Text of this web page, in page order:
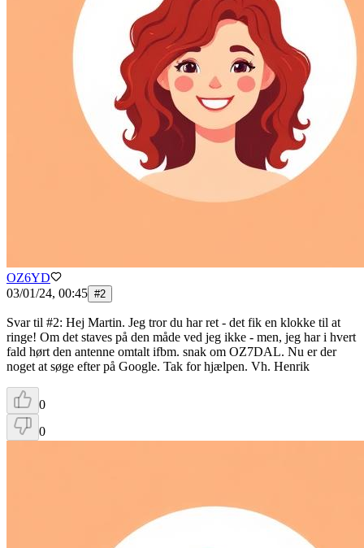
OZ6YD
03/01/24, 00:45 #2
Svar til #2: Hej Martin. Jeg tror du har ret - det fik en klokke til at
ringe! Om det staves på den måde ved jeg ikke - men, jeg har i hvert
fald hørt den antenne omtalt ifbm. snak om OZ7DAL. Nu er der
noget at søge efter på Google. Tak for hjælpen. Vh. Henrik
0
0